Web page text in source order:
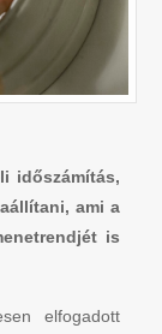
időszámítás,
ami a
is
elfogadott